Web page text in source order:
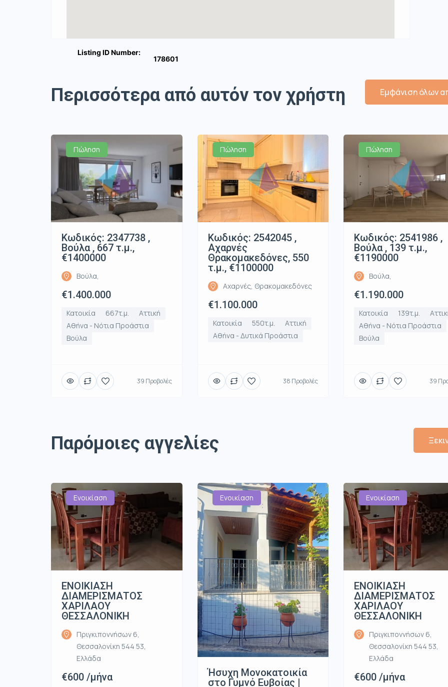
Listing ID Number:
178601
Περισσότερα από αυτόν τον χρήστη Εμφάνιση όλων
Πώληση
Κωδικός: 2347738 ,
Βούλα , 667 τ.μ.,
€1400000
Βούλα,
€1.400.000
Κατοικία 667τ.μ.
Αττική
Αθήνα - Νότια Προάστια
Βούλα
39 Προβολές
Πώληση
Κωδικός: 2542045 ,
Αχαρνές
Θρακομακεδόνες, 550
τ.μ., €1100000
Αχαρνές, Θρακομακεδόνες
€1.100.000
Κατοικία 550τ.μ.
Αττική
Αθήνα - Δυτικά Προάστια
38 Προβολές
Πώληση
Κωδικός: 2541986 ,
Βούλα , 139 τ.μ.,
€1190000
Βούλα,
€1.190.000
Κατοικία 139τ.μ.
Αθήνα - Νότια Προάστια
Βούλα
39
Παρόμοιες αγγελίες
Ενοικίαση
ΕΝΟΙΚΙΑΣΗ
ΔΙΑΜΕΡΙΣΜΑΤΟΣ
ΧΑΡΙΛΑΟΥ
ΘΕΣΣΑΛΟΝΙΚΗ
Πριγκιποννήσων 6,
Θεσσαλονίκη 544 53,
Ελλάδα
€600 /μήνα
Ενοικίαση
Ήσυχη Μονοκατοικία
στο Γυμνό Ευβοίας |
Ενοικίαση
ΕΝΟΙΚΙΑΣΗ
ΔΙΑΜΕΡΙΣΜΑΤΟΣ
ΧΑΡΙΛΑΟΥ
ΘΕΣΣΑΛΟΝΙΚΗ
Πριγκιποννήσων 6,
Θεσσαλονίκη 544 53,
Ελλάδα
€600 /μήνα